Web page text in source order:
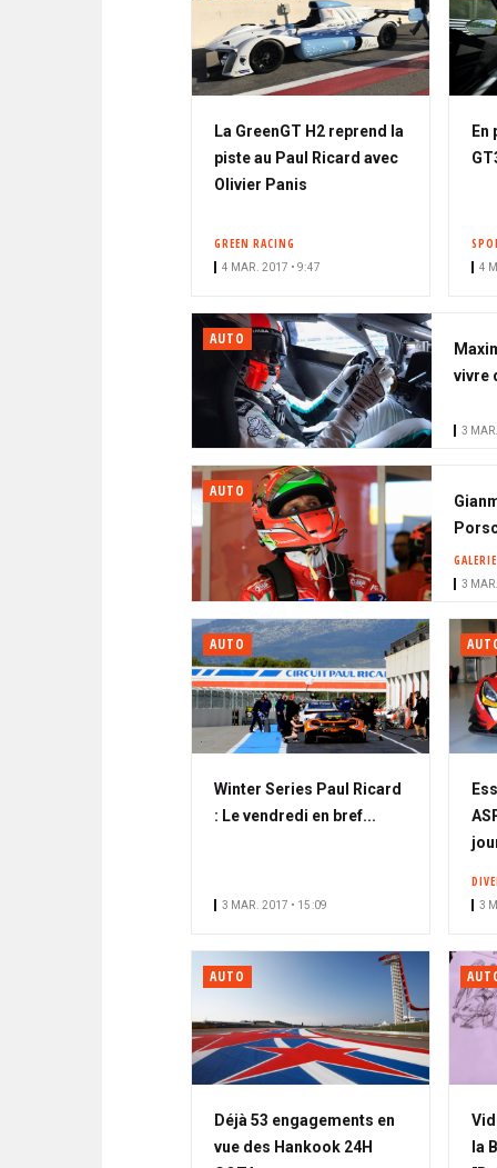
La GreenGT H2 reprend la
piste au Paul Ricard avec
Olivier Panis
GREEN RACING
4 MAR. 2017 • 9:47
En
4
AUTO
vivre
3
AUTO
GALERIE
3
AUTO
Winter Series Paul Ricard
: Le vendredi en bref...
3 MAR. 2017 • 15:09 3
AUTO
Déjà 53 engagements en
vue des Hankook 24H
la